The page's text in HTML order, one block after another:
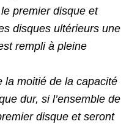
premier disque et
disques ultérieurs une
rempli à pleine
la moitié de la capacité
dur, si l’ensemble de
disque et seront